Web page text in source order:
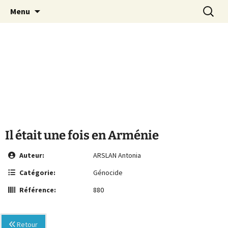
MCA Vienne
Le site de la Maison de la Culture
Arménienne de Vienne
Menu
Il était une fois en Arménie
Auteur:
ARSLAN Antonia
Catégorie:
Génocide
Référence:
880
Retour